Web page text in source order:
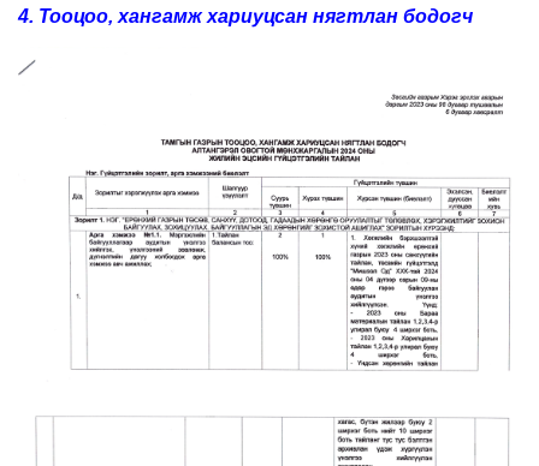
4. Тооцоо, хангамж хариуцсан нягтлан бодогч